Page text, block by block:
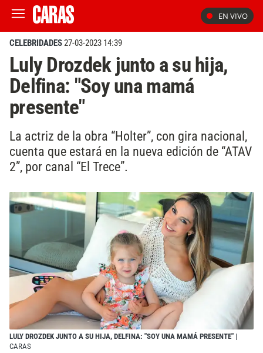
EN VIVO
CELEBRIDADES27-03-2023 14:39
Luly Drozdek junto a su hija,
Delfina: "Soy una mamá
presente"
La actriz de la obra “Holter”, con gira nacional,
cuenta que estará en la nueva edición de “ATAV
2”, por canal “El Trece”.
LULY DROZDEK JUNTO A SU HIJA, DELFINA: "SOY UNA MAMÁ PRESENTE" |
CARAS